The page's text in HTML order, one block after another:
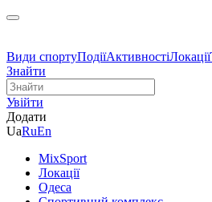
Види спортуПодіїАктивностіЛокації
Знайти
Увійти
Додати
UaRuEn
MixSport
Локації
Одеса